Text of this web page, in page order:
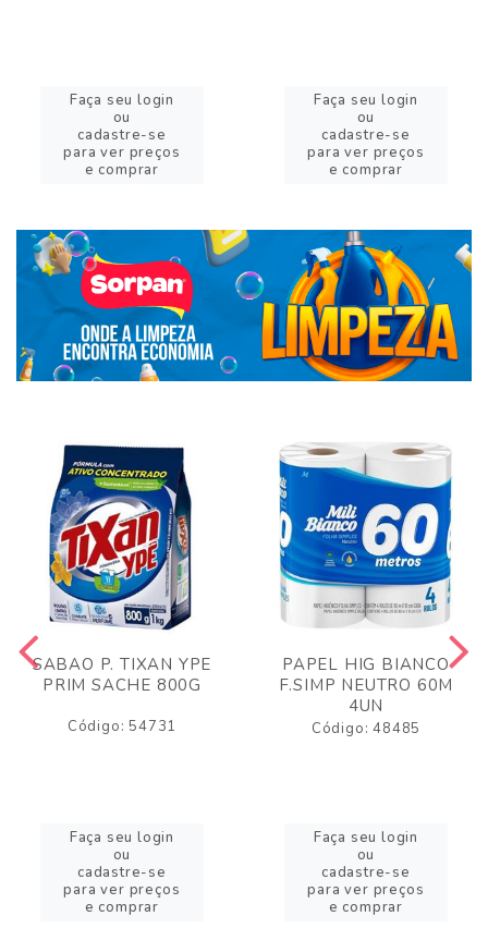
Faça seu login
ou
cadastre-se
para ver preços
e comprar
Faça seu login
ou
cadastre-se
para ver preços
e comprar
SABAO P. TIXAN YPE
PRIM SACHE 800G
Código: 54731
Faça seu login
ou
cadastre-se
para ver preços
e comprar
PAPEL HIG BIANCO
F.SIMP NEUTRO 60M
4UN
Código: 48485
Faça seu login
ou
cadastre-se
para ver preços
e comprar